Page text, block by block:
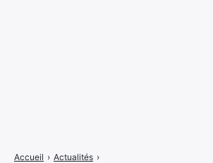
Accueil › Actualités ›